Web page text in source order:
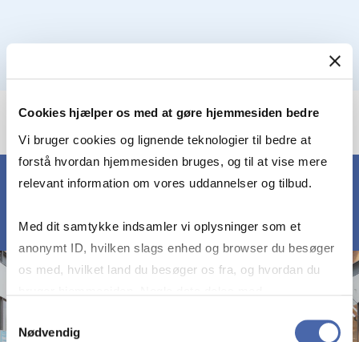
Cookies hjælper os med at gøre hjemmesiden bedre
Vi bruger cookies og lignende teknologier til bedre at
forstå hvordan hjemmesiden bruges, og til at vise mere
relevant information om vores uddannelser og tilbud.
Med dit samtykke indsamler vi oplysninger som et
anonymt ID, hvilken slags enhed og browser du besøger
os med, hvilket land du besøger os fra, og hvordan du
markedsføring. Du bestemmer selv - og kan altid trække
Nødvendig